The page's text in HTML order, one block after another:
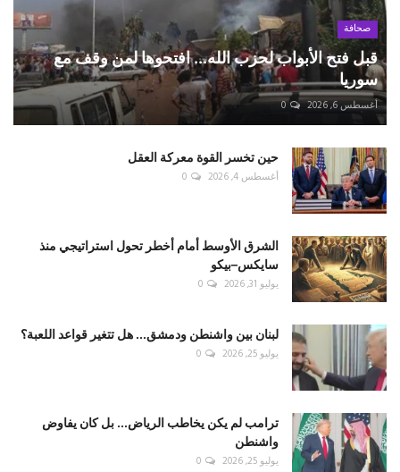
صحافة
قبل فتح الأبواب لحزب الله... افتحوها لمن وقف مع
سوريا
أغسطس 6, 2026 0
حين تخسر القوة معركة العقل
أغسطس 4, 2026 0
الشرق الأوسط أمام أخطر تحول استراتيجي منذ
سايكس–بيكو
يوليو 31, 2026 0
لبنان بين واشنطن ودمشق... هل تتغير قواعد اللعبة؟
يوليو 25, 2026 0
ترامب لم يكن يخاطب الرياض... بل كان يفاوض
واشنطن
يوليو 25, 2026 0